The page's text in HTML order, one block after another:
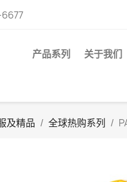
产品系列 关于我们
及精品 全球热购系列